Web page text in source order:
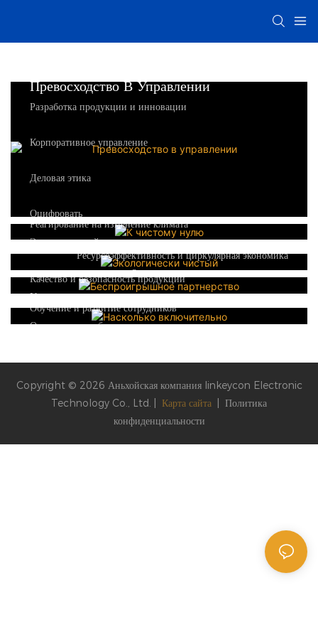
Превосходство В Управлении
Разработка продукции и инновации
Корпоративное управление
Деловая этика
Оцифровать
Реагирование на изменение климата
Энергетический менеджментЭкологически Чистый
Ресурсоэффективность и циркулярная экономика
Загрязнение и управление отходами
Биоразнообразие
Беспроигрышное Партнерство
Качество и безопасность продукции
Управление взаимоотношениями с клиентами
Устойчивые цепочки поставок
Насколько Включительно
Права и льготы сотрудников
Обучение и развитие сотрудников
Охрана труда и безопасность
Copyright © 2026 Аньхойская компания linkeycon Electronic
Technology Co., Ltd. |
Карта сайта
Политика
конфиденциальности